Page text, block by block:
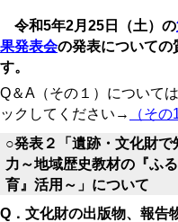
令和5年2月 25 日（土）の
果発表会の発表についての
す。
Q＆A（その１）について
ックしてください→
（その
○発表２「遺跡・文化財で
力～地域歴史教材の『ふ
育』活用～」について
Q．文化財の出版物、報告